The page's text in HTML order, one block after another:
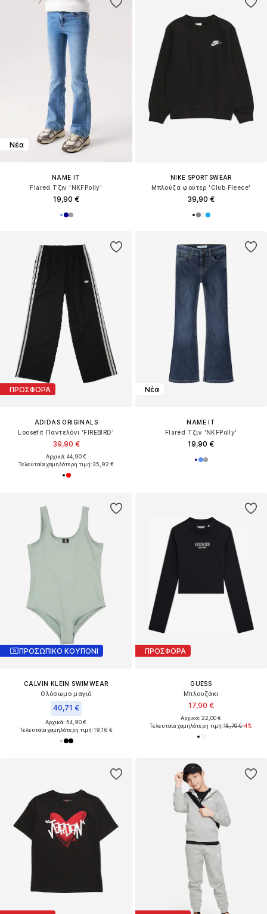
Νέα
NAME IT
Flared Τζιν 'NKFPolly'
19,90 €
NIKE SPORTSWEAR
Μπλούζα φούτερ 'Club Fleece'
39,90 €
ΠΡΟΣΦΟΡΑ
ADIDAS ORIGINALS
Loosefit Παντελόνι 'FIREBIRD'
39,90 €
Αρχικά: 44,90 €
Τελευταία χαμηλότερη τιμή:35,92 €
Νέα
NAME IT
Flared Τζιν 'NKFPolly'
19,90 €
ΠΡΟΣΩΠΙΚΟ ΚΟΥΠΟΝΙ
CALVIN KLEIN SWIMWEAR
Ολόσωμο μαγιό
40,71 €
Αρχικά: 54,90 €
Τελευταία χαμηλότερη τιμή:19,16 €
ΠΡΟΣΦΟΡΑ
GUESS
Μπλουζάκι
17,90 €
Αρχικά: 22,00 €
Τελευταία χαμηλότερη τιμή:18,70 €-4%